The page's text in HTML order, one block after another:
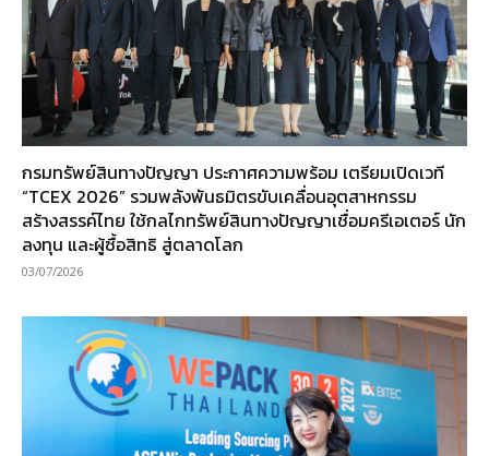
กรมทรัพย์สินทางปัญญา ประกาศความพร้อม เตรียมเปิดเวที
“TCEX 2026” รวมพลังพันธมิตรขับเคลื่อนอุตสาหกรรม
สร้างสรรค์ไทย ใช้กลไกทรัพย์สินทางปัญญาเชื่อมครีเอเตอร์ นัก
ลงทุน และผู้ซื้อสิทธิ สู่ตลาดโลก
03/07/2026